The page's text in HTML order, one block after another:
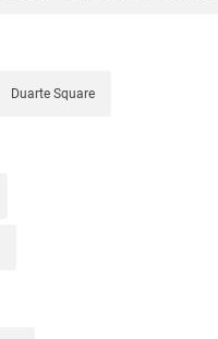
Duarte Square